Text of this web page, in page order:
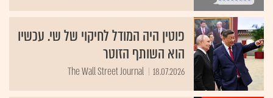
פוטין היה המודל לחיקוי של שי. עכשיו
הוא השותף הזוטר
18.07.2026
The Wall Street Journal